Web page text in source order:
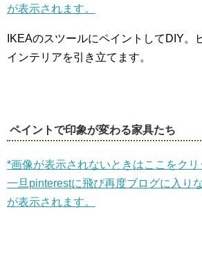
が表示されます。
IKEAのスツールにペイントしてDIY。
インテリアを引き立てます。
ペイントで印象が変わる家具たち
*画像が表示されないときはここをクリ
一旦pinterestに飛び再度ブログに入り
が表示されます。